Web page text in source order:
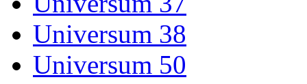
Universum 38
Universum 50